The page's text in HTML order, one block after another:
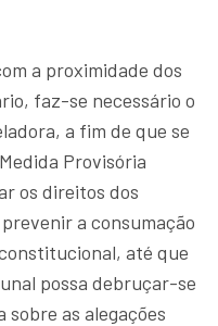
a proximidade dos
faz-se necessário o
a fim de que se
Provisória
os direitos dos
a consumação
até que
possa debruçar-se
as alegações